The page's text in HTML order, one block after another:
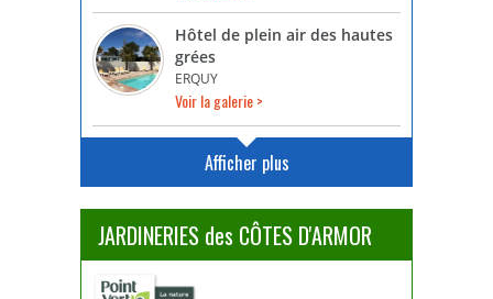
Hôtel de plein air des hautes
grées
ERQUY
Voir la galerie >
Afficher plus
JARDINERIES des CÔTES D'ARMOR